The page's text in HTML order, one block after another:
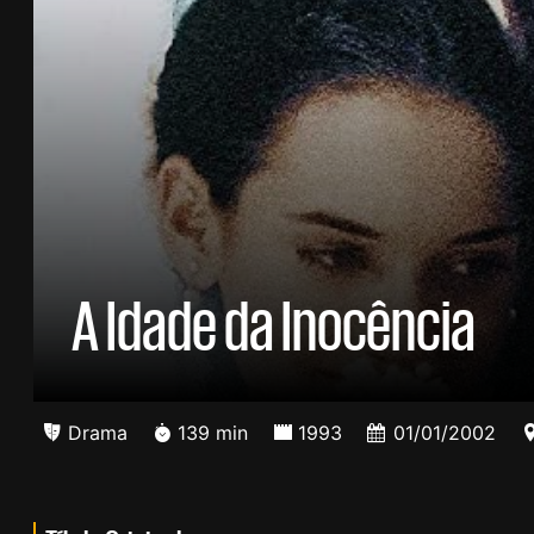
A Idade da Inocência
Drama 139 min 1993 01/01/2002